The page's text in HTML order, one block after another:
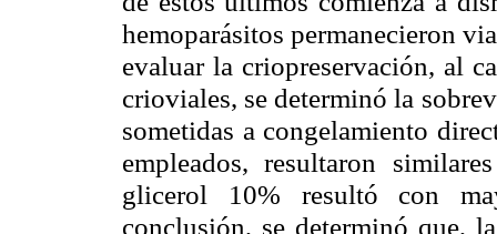
hemoparásitos permanecieron
evaluar la criopreservación, al
crioviales, se determinó la
sometidas a congelamiento
empleados, resultaron
glicerol 10% resultó con
conclusión, se determinó que,